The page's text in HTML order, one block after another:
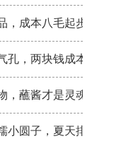
，成本八毛起步
孔，两块钱成本卖八
，蘸酱才是灵魂
小圆子，夏天排队排